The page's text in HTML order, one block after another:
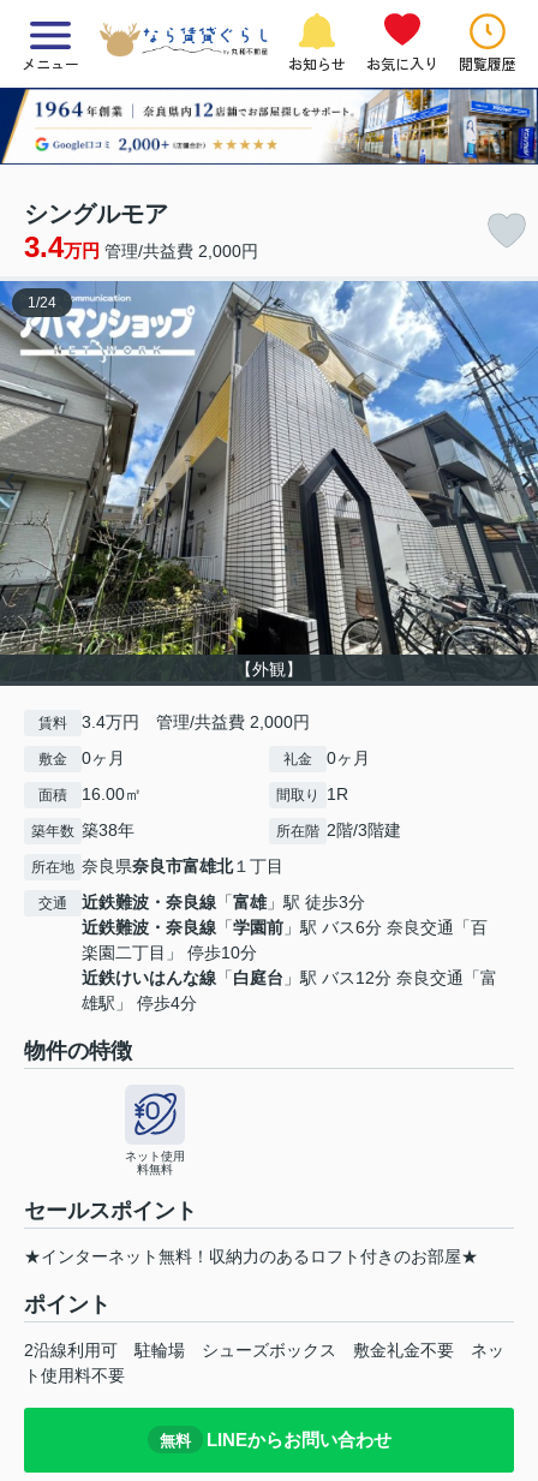
メニュー お知らせ お気に入り 閲覧履歴
シングルモア
3.4万円 管理/共益費 2,000円
【外観】
1/24
賃料 3.4万円 管理/共益費 2,000円
敷金 0ヶ月 礼金 0ヶ月
面積 16.00㎡ 間取り 1R
築年数 築38年 所在階 2階/3階建
所在地 奈良県奈良市富雄北１丁目
交通 近鉄難波・奈良線 「富雄」駅 徒歩3分
近鉄難波・奈良線 「学園前 」駅 バス6分 奈良交通「百
楽園二丁目」 停歩10分
近鉄けいはんな線 「白庭台 」駅 バス12分 奈良交通「富
雄駅」 停歩4分
物件の特徴
ネット使用
料無料
セールスポイント
★インターネット無料！収納力のあるロフト付きのお部屋★
ポイント
2沿線利用可 駐輪場 シューズボックス 敷金礼金不要
ネッ
ト使用料不要
無料 LINEからお問い合わせ